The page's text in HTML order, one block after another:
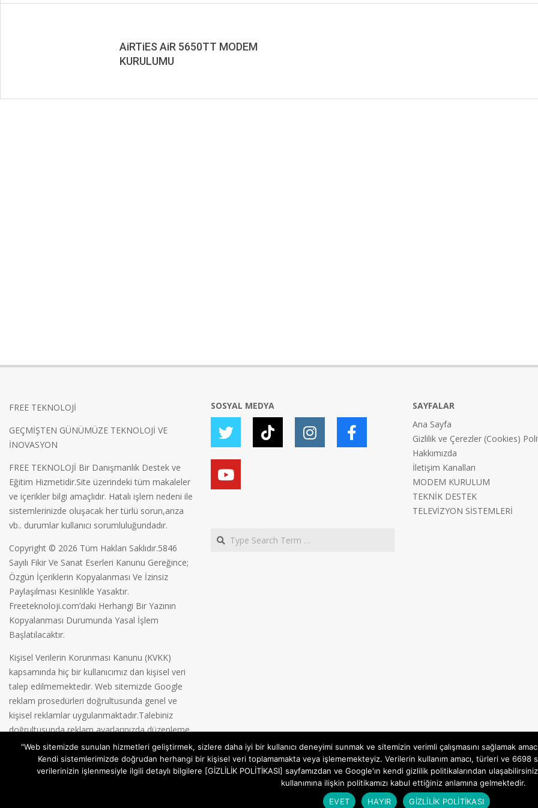
AiRTiES AiR 5650TT MODEM
KURULUMU
FREE TEKNOLOJİ
GEÇMİŞTEN GÜNÜMÜZE TEKNOLOJİ VE
İNOVASYON
FREE TEKNOLOJİ Bir Danışmanlık Destek ve
Eğitim Hizmetidir.Site üzerindeki tüm makaleler
ve içerikler bilgi amaçlıdır. Hatalı işlem nedeni ile
sistemlerinizde oluşacak her türlü sorun,arıza
vb.. durumlar kullanıcı sorumluluğundadır.
Copyright © 2026 Tüm Hakları Saklıdır.5846
Sayılı Fikir Ve Sanat Eserleri Kanunu Gereğince;
Özgün İçeriklerin Kopyalanması Ve İzinsiz
Paylaşılması Kesinlikle Yasaktır.
Freeteknoloji.com’daki Herhangi Bir Yazının
Kopyalanması Durumunda Yasal İşlem
Başlatılacaktır.
Kişisel Verilerin Korunması Kanunu (KVKK)
kapsamında hiç bir kullanıcımız dan kişisel veri
talep edilmemektedir. Web sitemizde Google
reklam prosedürleri doğrultusunda genel ve
kişisel reklamlar uygulanmaktadır.Talebiniz
doğrultusunda reklam ayarlarınızda düzenleme
yapabilirsiniz.Gizlilik Politikamız
SOSYAL MEDYA
Search
SAYFALAR
Ana Sayfa
Gizlilik ve Çerezler (Cookies)
Hakkımızda
İletişim Kanalları
MODEM KURULUM
TEKNİK DESTEK
TELEVİZYON SİSTEMLERİ
Gizlilik ve Çerezler (Cookies) Politikası Designed using Magazine Hoot. Powered by
"Web sitemizde sunulan hizmetleri geliştirmek, sizlere daha iyi bir kullanıcı deneyimi sunmak ve sitemizin verimli çalışmasını sağlamak
Kendi sistemlerimizde doğrudan herhangi bir kişisel veri toplamamakta veya işlememekteyiz. Verilerin kullanım amacı, türleri ve 6698
verilerinizin işlenmesiyle ilgili detaylı bilgilere [GİZLİLİK POLİTİKASI] sayfamızdan ve Google'ın kendi gizlilik politikalarından
kullanımına ilişkin politikamızı kabul ettiğiniz anlamına gelmektedir.
EVET
HAYIR GİZLİLİK POLİTİKASI